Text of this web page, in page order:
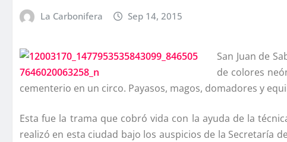
La Carbonifera Sep 14, 2015
San Juan de
de colores
cementerio en un circo. Payasos, magos, domadores y
Esta fue la trama que cobró vida con la ayuda de la
realizó en esta ciudad bajo los auspicios de la Secretarí­a